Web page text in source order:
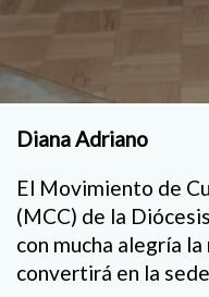
Diana Adriano
El Movimiento de
(MCC) de la
con mucha alegría
convertirá en la